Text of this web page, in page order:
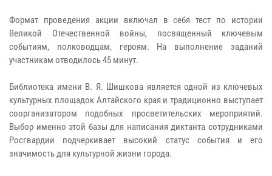
Формат проведения акции включал в себя тест по истории
Великой Отечественной войны, посвященный ключевым
событиям, полководцам, героям. На выполнение заданий
участникам отводилось 45 минут.
Библиотека имени В. Я. Шишкова является одной из ключевых
культурных площадок Алтайского края и традиционно выступает
соорганизатором подобных просветительских мероприятий.
Выбор именно этой базы для написания диктанта сотрудниками
Росгвардии подчеркивает высокий статус события и его
значимость для культурной жизни города.